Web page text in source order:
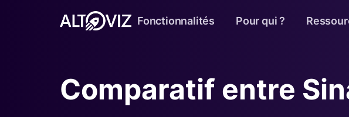
Fonctionnalités Pour qui ?
Comparatif entre